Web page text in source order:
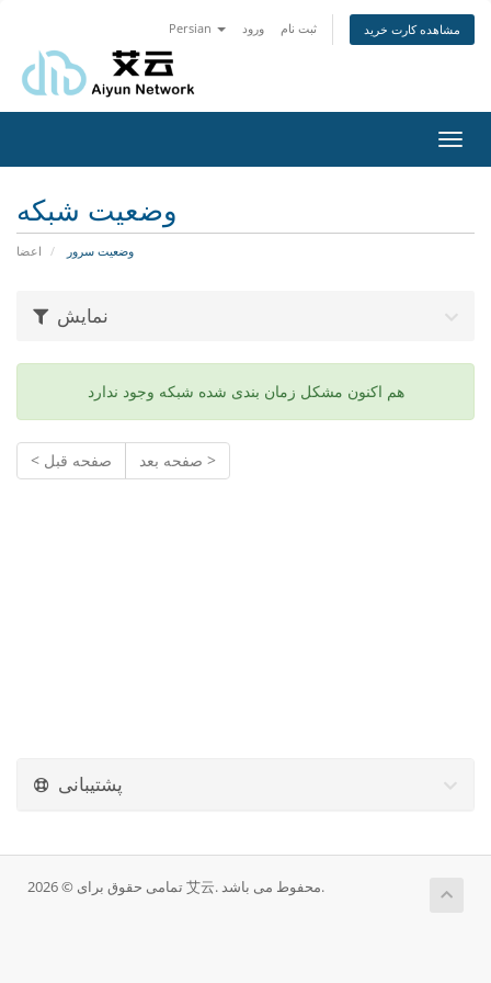
Persian ورود ثبت نام مشاهده کارت خرید
تغییر
وضعیت شبکه
اعضا وضعیت سرور
نمایش
هم اکنون مشکل زمان بندی شده شبکه وجود ندارد
< صفحه قبل صفحه بعد >
پشتیبانی
تمامی حقوق برای © 2026 艾云. محفوط می باشد.